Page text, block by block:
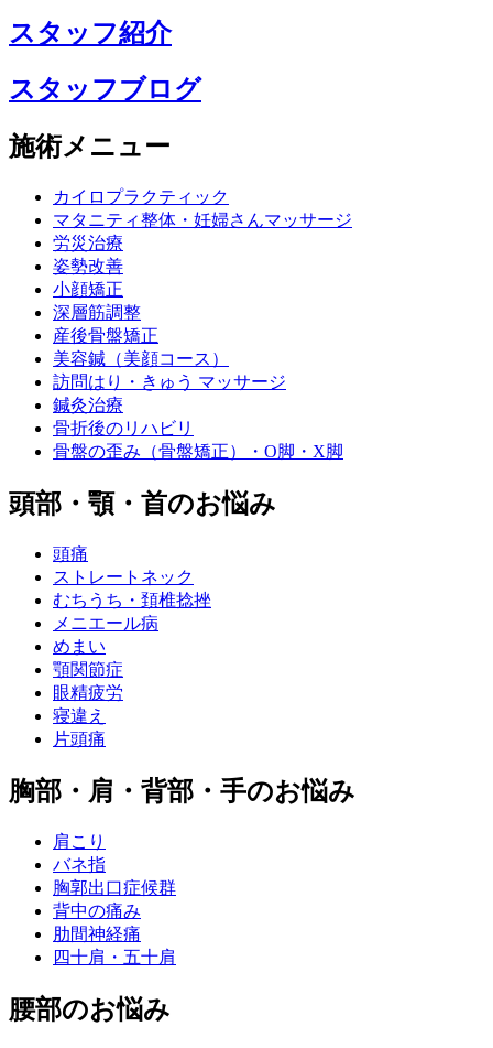
スタッフ紹介
スタッフブログ
施術メニュー
カイロプラクティック
マタニティ整体・妊婦さんマッサージ
労災治療
姿勢改善
小顔矯正
深層筋調整
産後骨盤矯正
美容鍼（美顔コース）
訪問はり・きゅう マッサージ
鍼灸治療
骨折後のリハビリ
骨盤の歪み（骨盤矯正）・O脚・X脚
頭部・顎・首のお悩み
頭痛
ストレートネック
むちうち・頚椎捻挫
メニエール病
めまい
顎関節症
眼精疲労
寝違え
片頭痛
胸部・肩・背部・手のお悩み
肩こり
バネ指
胸郭出口症候群
背中の痛み
肋間神経痛
四十肩・五十肩
腰部のお悩み